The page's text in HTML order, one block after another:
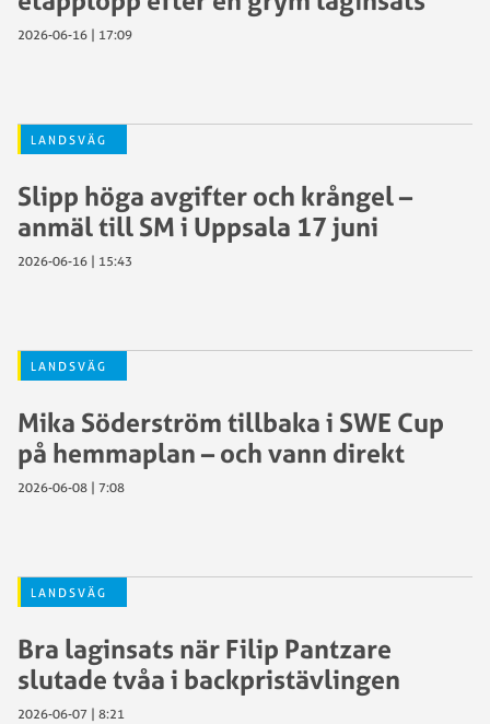
2026-06-16 | 17:09
LANDSVÄG
Slipp höga avgifter och krångel –
anmäl till SM i Uppsala 17 juni
2026-06-16 | 15:43
LANDSVÄG
Mika Söderström tillbaka i SWE Cup
på hemmaplan – och vann direkt
2026-06-08 | 7:08
LANDSVÄG
Bra laginsats när Filip Pantzare
slutade tvåa i backpristävlingen
2026-06-07 | 8:21